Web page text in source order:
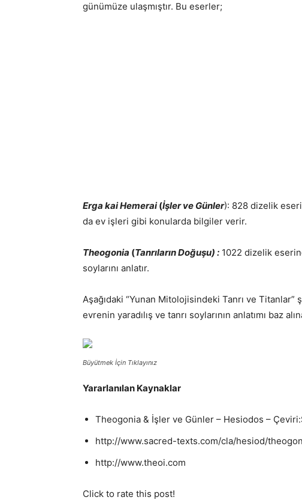
günümüze ulaşmıştır. Bu eserler;
Erga kai Hemerai(İşler ve Günler): 828 dizelik
da ev işleri gibi konularda bilgiler verir.
Theogonia (Tanrıların Doğuşu) : 1022 dizelik
soylarını anlatır.
Aşağıdaki “Yunan Mitolojisindeki Tanrı ve
evrenin yaradılış ve tanrı soylarının anlatımı baz
Büyütmek İçin Tıklayınız
Yararlanılan Kaynaklar
Theogonia & İşler ve Günler – Hesiodos –
http://www.sacred-texts.com/cla/hesiod/
http://www.theoi.com
Click to rate this post!